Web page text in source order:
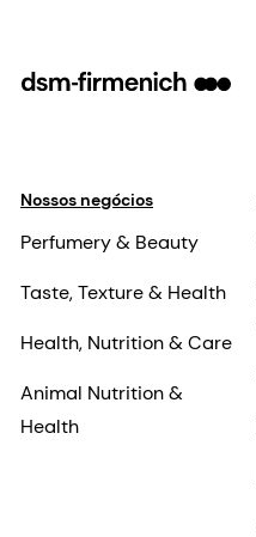
Nossos negócios
Perfumery & Beauty
Taste, Texture & Health
Health, Nutrition & Care
Animal Nutrition &
Health